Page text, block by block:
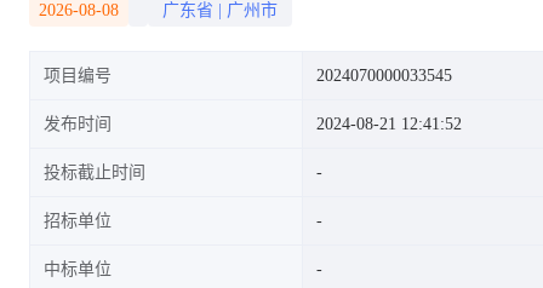
2026-08-08 广东省 广州市
项目编号 2024070000033545
发布时间 2024-08-21 12:41:52
投标截止时间
招标单位
中标单位